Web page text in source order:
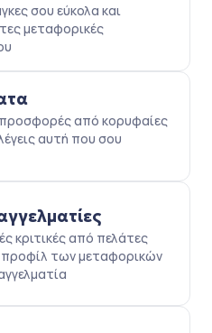
σου εύκολα και
μεταφορικές
προσφορές από κορυφαίες
αυτή που σου
κριτικές από πελάτες
προφίλ των μεταφορικών